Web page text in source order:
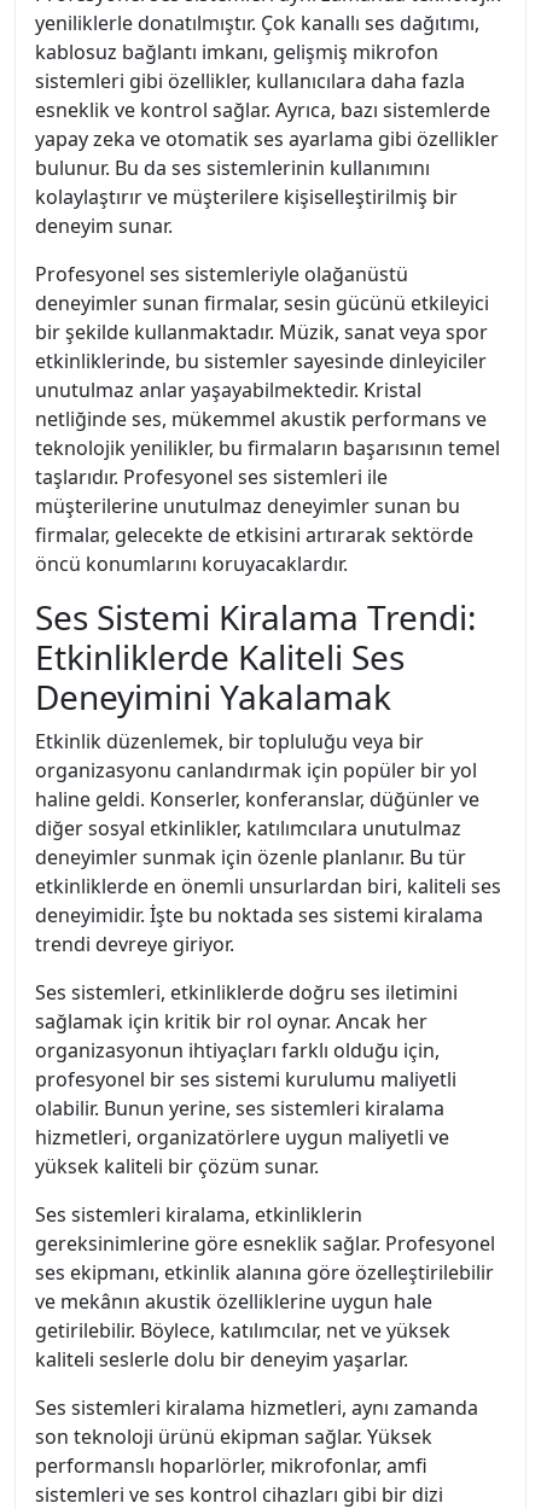
yeniliklerle donatılmıştır. Çok kanallı ses dağıtımı,
kablosuz bağlantı imkanı, gelişmiş mikrofon
sistemleri gibi özellikler, kullanıcılara daha fazla
esneklik ve kontrol sağlar. Ayrıca, bazı sistemlerde
yapay zeka ve otomatik ses ayarlama gibi özellikler
bulunur. Bu da ses sistemlerinin kullanımını
kolaylaştırır ve müşterilere kişiselleştirilmiş bir
deneyim sunar.
Profesyonel ses sistemleriyle olağanüstü
deneyimler sunan firmalar, sesin gücünü etkileyici
bir şekilde kullanmaktadır. Müzik, sanat veya spor
etkinliklerinde, bu sistemler sayesinde dinleyiciler
unutulmaz anlar yaşayabilmektedir. Kristal
netliğinde ses, mükemmel akustik performans ve
teknolojik yenilikler, bu firmaların başarısının temel
taşlarıdır. Profesyonel ses sistemleri ile
müşterilerine unutulmaz deneyimler sunan bu
firmalar, gelecekte de etkisini artırarak sektörde
öncü konumlarını koruyacaklardır.
Ses Sistemi Kiralama Trendi:
Etkinliklerde Kaliteli Ses
Deneyimini Yakalamak
Etkinlik düzenlemek, bir topluluğu veya bir
organizasyonu canlandırmak için popüler bir yol
haline geldi. Konserler, konferanslar, düğünler ve
diğer sosyal etkinlikler, katılımcılara unutulmaz
deneyimler sunmak için özenle planlanır. Bu tür
etkinliklerde en önemli unsurlardan biri, kaliteli ses
deneyimidir. İşte bu noktada ses sistemi kiralama
trendi devreye giriyor.
Ses sistemleri, etkinliklerde doğru ses iletimini
sağlamak için kritik bir rol oynar. Ancak her
organizasyonun ihtiyaçları farklı olduğu için,
profesyonel bir ses sistemi kurulumu maliyetli
olabilir. Bunun yerine, ses sistemleri kiralama
hizmetleri, organizatörlere uygun maliyetli ve
yüksek kaliteli bir çözüm sunar.
Ses sistemleri kiralama, etkinliklerin
gereksinimlerine göre esneklik sağlar. Profesyonel
ses ekipmanı, etkinlik alanına göre özelleştirilebilir
ve mekânın akustik özelliklerine uygun hale
getirilebilir. Böylece, katılımcılar, net ve yüksek
kaliteli seslerle dolu bir deneyim yaşarlar.
Ses sistemleri kiralama hizmetleri, aynı zamanda
son teknoloji ürünü ekipman sağlar. Yüksek
performanslı hoparlörler, mikrofonlar, amfi
sistemleri ve ses kontrol cihazları gibi bir dizi